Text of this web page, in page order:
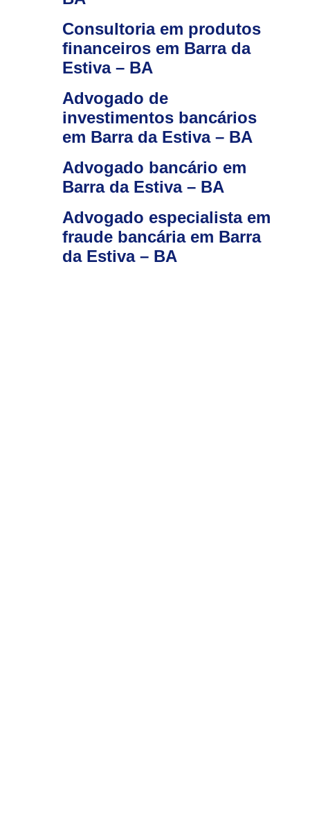
Consultoria em produtos
financeiros em Barra da
Estiva – BA
Advogado de
investimentos bancários
em Barra da Estiva – BA
Advogado bancário em
Barra da Estiva – BA
Advogado especialista em
fraude bancária em Barra
da Estiva – BA